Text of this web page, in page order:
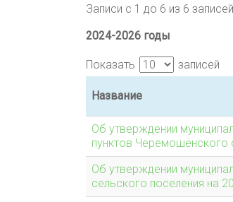
Записи с 1 до 6 из 6 записей
2024-2026 годы
Показать записей
Название
Об утверждении
пунктов Черемошёнского
Об утверждении
сельского поселения на